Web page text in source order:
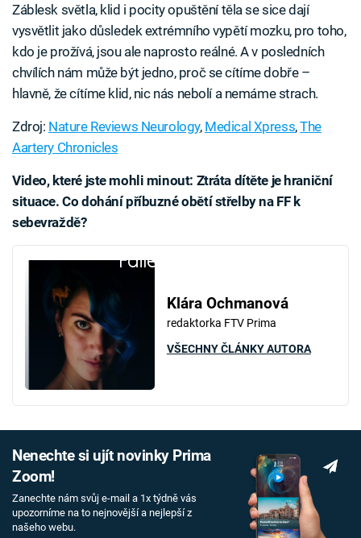
Záblesk světla, klid i pocity opuštění těla se sice dají
vysvětlit jako důsledek extrémního vypětí mozku, pro toho,
kdo je prožívá, jsou ale naprosto reálné. A v posledních
chvílích nám může být jedno, proč se cítíme dobře –
hlavně, že cítíme klid, nic nás nebolí a nemáme strach.
Zdroj: Nature Reviews Neurology, Medical Xpress,The
Aartery Chronicles
Video, které jste mohli minout: Ztráta dítěte je hraniční
situace. Co dohání příbuzné obětí střelby na FF k
sebevraždě?
Failed to fetch
Klára Ochmanová
redaktorka FTV Prima
VŠECHNY ČLÁNKY AUTORA
Nenechte si ujít novinky Prima
Zoom!
Zanechte nám svůj e-mail a 1x týdně vás
upozorníme na to nejnovější a nejlepší z
našeho webu.